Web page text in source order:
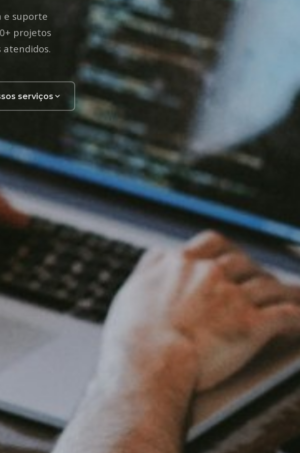
e suporte
projetos
atendidos.
serviços